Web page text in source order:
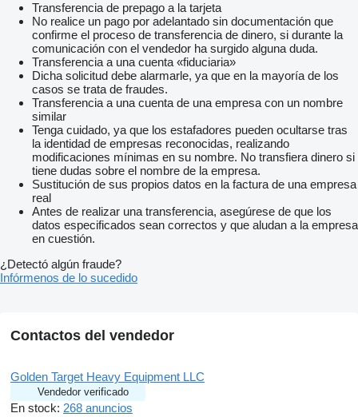
Transferencia de prepago a la tarjeta
No realice un pago por adelantado sin documentación que
confirme el proceso de transferencia de dinero, si durante la
comunicación con el vendedor ha surgido alguna duda.
Transferencia a una cuenta «fiduciaria»
Dicha solicitud debe alarmarle, ya que en la mayoría de los
casos se trata de fraudes.
Transferencia a una cuenta de una empresa con un nombre
similar
Tenga cuidado, ya que los estafadores pueden ocultarse tras
la identidad de empresas reconocidas, realizando
modificaciones mínimas en su nombre. No transfiera dinero si
tiene dudas sobre el nombre de la empresa.
Sustitución de sus propios datos en la factura de una empresa
real
Antes de realizar una transferencia, asegúrese de que los
datos especificados sean correctos y que aludan a la empresa
en cuestión.
¿Detectó algún fraude?
Infórmenos de lo sucedido
Contactos del vendedor
Golden Target Heavy Equipment LLC
Vendedor verificado
En stock: 268 anuncios